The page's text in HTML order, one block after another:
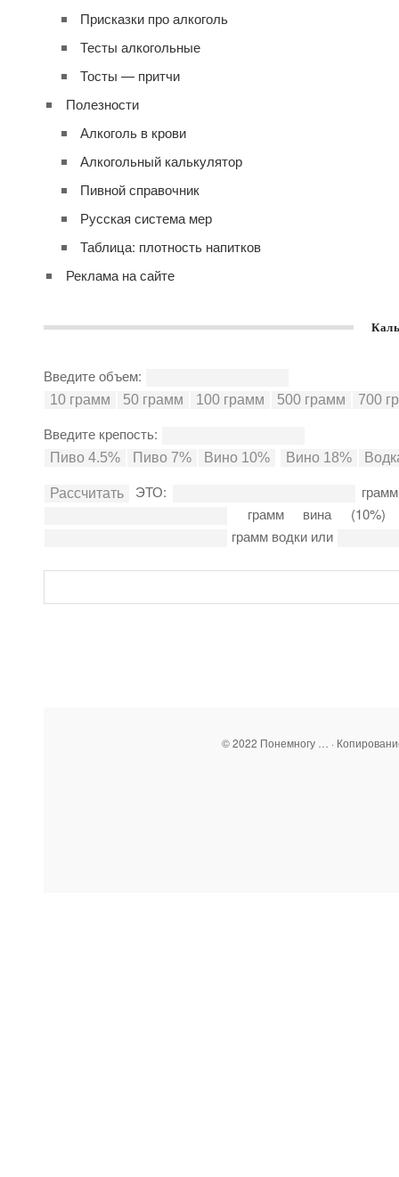
Присказки про алкоголь
Тесты алкогольные
Тосты — притчи
Полезности
Алкоголь в крови
Алкогольный калькулятор
Пивной справочник
Русская система мер
Таблица: плотность напитков
Реклама на сайте
Введите объем:
Введите крепость:
ЭТО:
грамм вина
грамм водки или
© 2022 Понемногу … ·